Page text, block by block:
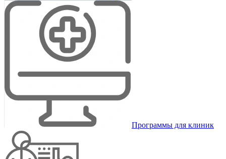
Программы для клиник